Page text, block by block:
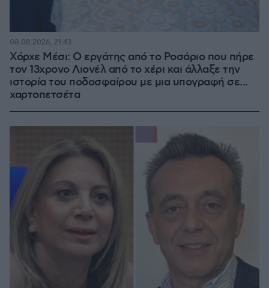
Χόρχε Μέσι: Ο εργάτης από το Ροσάριο που πήρε
τον 13χρονο Λιονέλ από το χέρι και άλλαξε την
ιστορία του ποδοσφαίρου με μια υπογραφή σε...
χαρτοπετσέτα
08.08.2026, 21:43